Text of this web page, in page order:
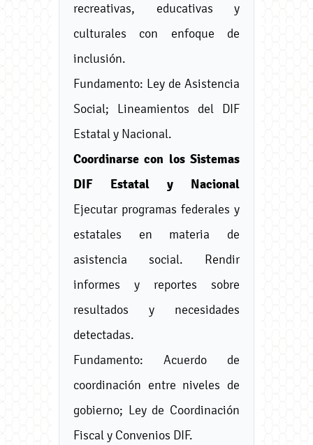
recreativas, educativas y
culturales con enfoque de
inclusión.
Fundamento: Ley de Asistencia
Social; Lineamientos del DIF
Estatal y Nacional.
Coordinarse con los Sistemas
DIF Estatal y Nacional
Ejecutar programas federales y
estatales en materia de
asistencia social. Rendir
informes y reportes sobre
resultados y necesidades
detectadas.
Fundamento: Acuerdo de
coordinación entre niveles de
gobierno; Ley de Coordinación
Fiscal y Convenios DIF.